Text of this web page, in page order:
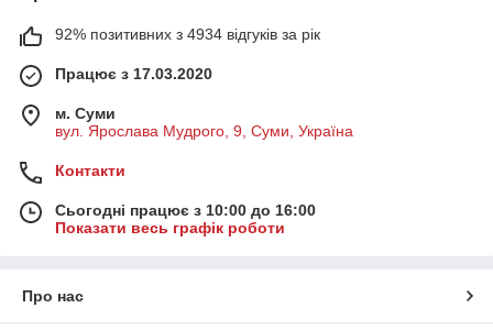
92% позитивних з 4934 відгуків за рік
Працює з 17.03.2020
м. Суми
вул. Ярослава Мудрого, 9, Суми, Україна
Контакти
Сьогодні працює з 10:00 до 16:00
Показати весь графік роботи
Про нас